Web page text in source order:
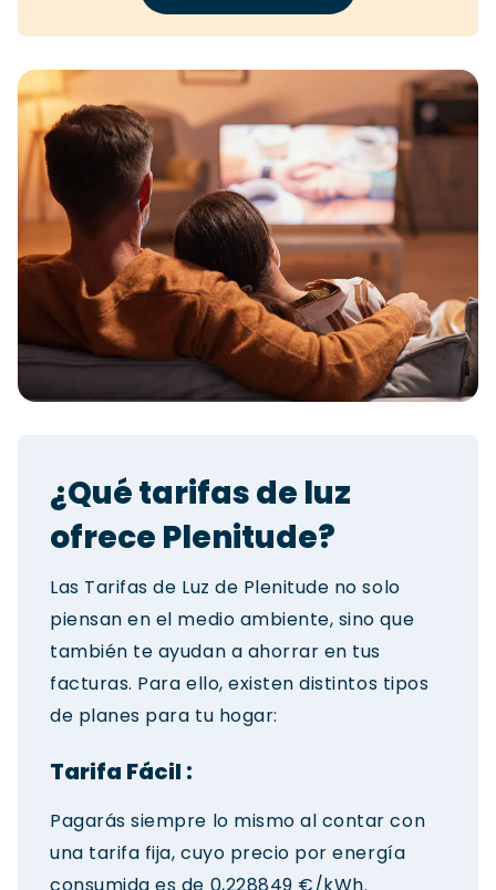
¿Qué tarifas de luz
ofrece Plenitude?
Las Tarifas de Luz de Plenitude no solo
piensan en el medio ambiente, sino que
también te ayudan a ahorrar en tus
facturas. Para ello, existen distintos tipos
de planes para tu hogar:
Tarifa Fácil :
Pagarás siempre lo mismo al contar con
una tarifa fija, cuyo precio por energía